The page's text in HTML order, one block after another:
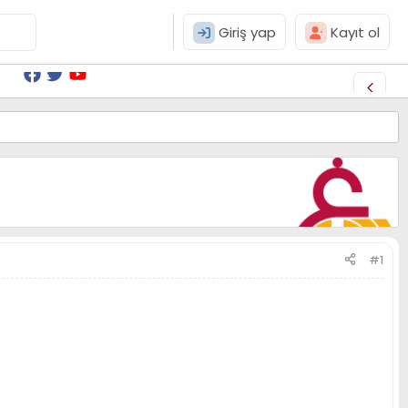
Giriş yap Kayıt ol
#1